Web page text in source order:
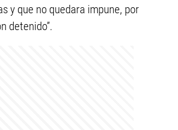
y que no quedara impune, por
detenido”.